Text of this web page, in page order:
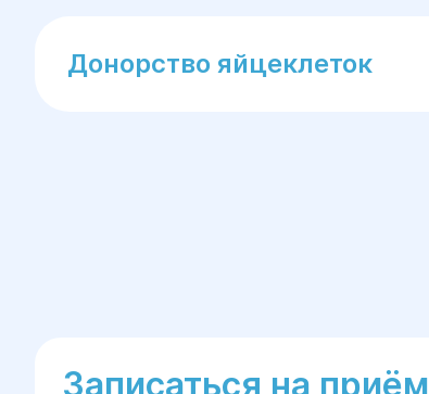
Донорство яйцеклеток
Записаться на приём